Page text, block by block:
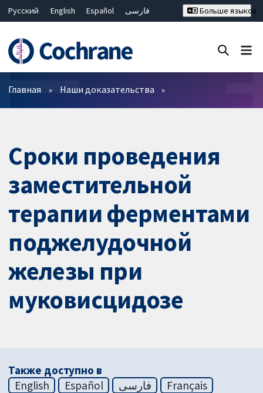
Русский English Español
فارسی
Bahasa Malaysia
ไทย
繁體中文
简体中文
Больше языков
Фильтры
Главная Наши доказательства
Сроки проведения
заместительной
терапии ферментами
поджелудочной
железы при
муковисцидозе
Также доступно в
English
Español فارسی
Français